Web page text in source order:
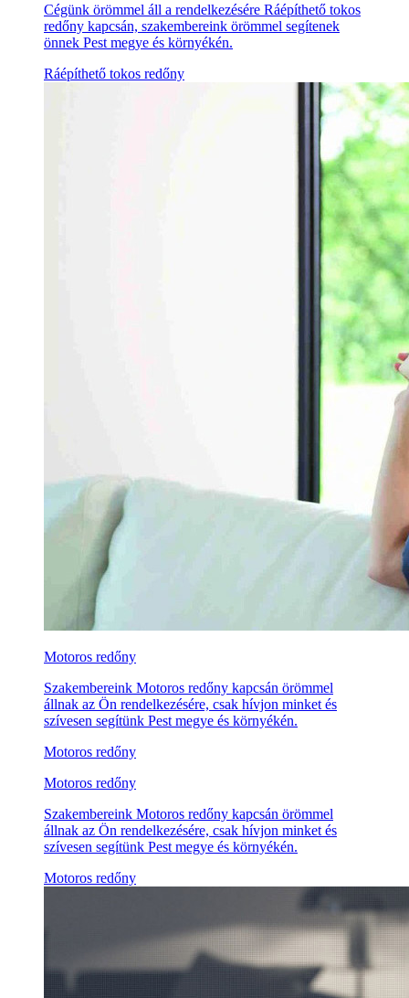
Cégünk örömmel áll a rendelkezésére Ráépíthető tokos
redőny kapcsán, szakembereink örömmel segítenek
önnek Pest megye és környékén.
Ráépíthető tokos redőny
Motoros redőny
Szakembereink Motoros redőny kapcsán örömmel
állnak az Ön rendelkezésére, csak hívjon minket és
szívesen segítünk Pest megye és környékén.
Motoros redőny
Motoros redőny
Szakembereink Motoros redőny kapcsán örömmel
állnak az Ön rendelkezésére, csak hívjon minket és
szívesen segítünk Pest megye és környékén.
Motoros redőny